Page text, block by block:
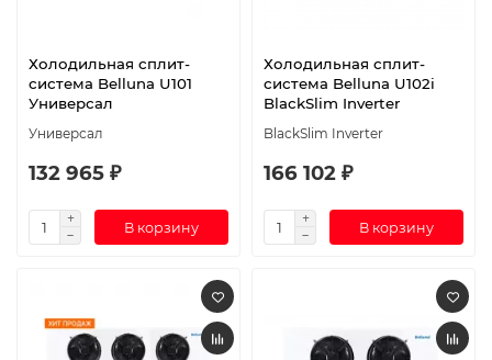
Холодильная сплит-
система Belluna U101
Универсал
Универсал
132 965 ₽
В корзину
Холодильная сплит-
система Belluna U102i
BlackSlim Inverter
BlackSlim Inverter
166 102 ₽
В корзину